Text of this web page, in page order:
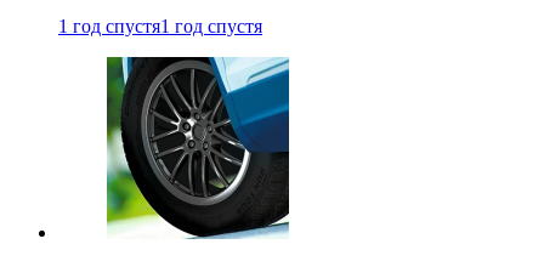
1 год спустя1 год спустя